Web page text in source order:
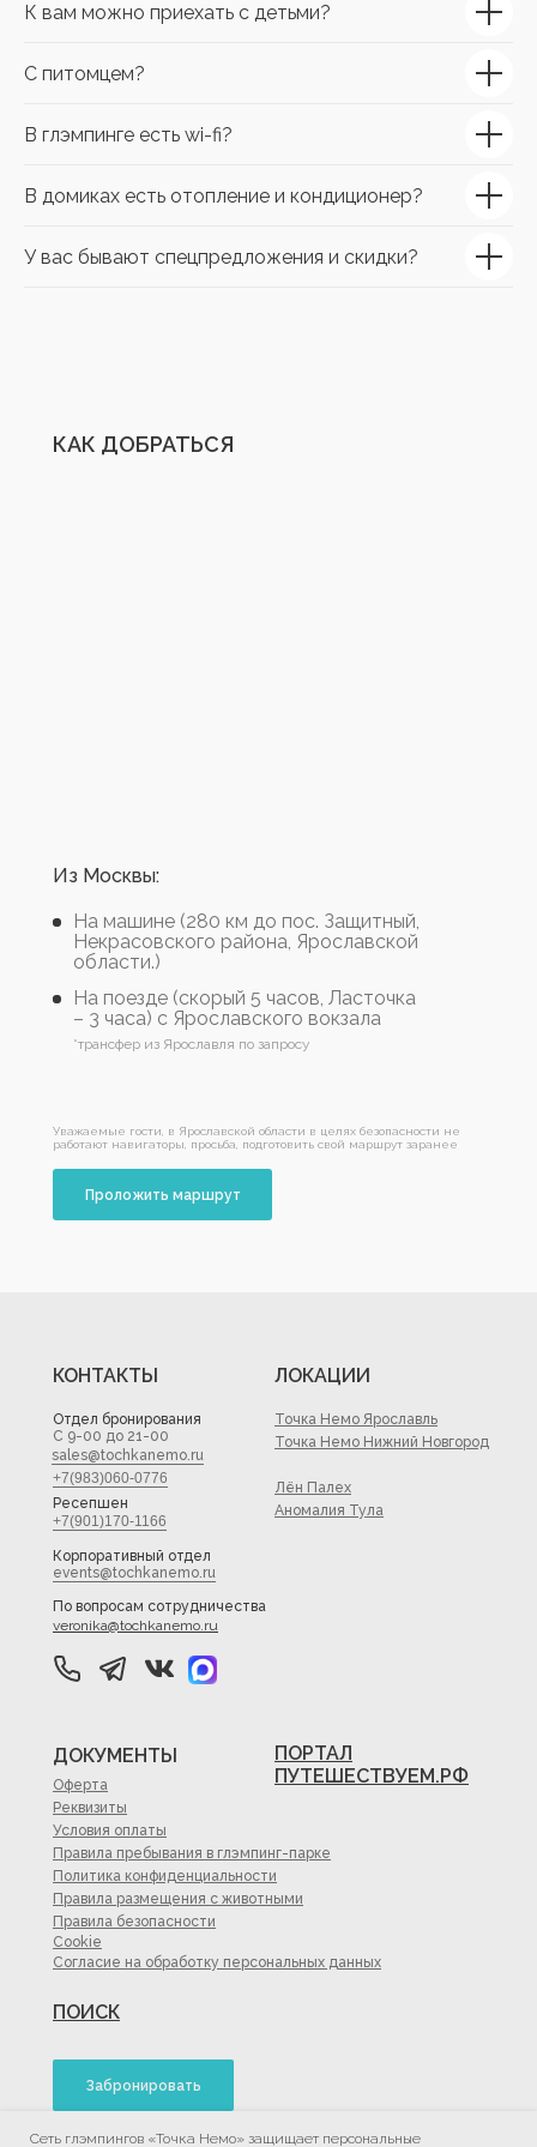
К вам можно приехать с детьми?
С питомцем?
В глэмпинге есть wi-fi?
В домиках есть отопление и кондиционер?
У вас бывают спецпредложения и скидки?
КАК ДОБРАТЬСЯ
Из Москвы:
На машине (280 км до пос. Защитный,
Некрасовского района, Ярославской
области.)
Проложить маршрут
На поезде (скорый 5 часов, Ласточка
– 3 часа) с Ярославского вокзала
*трансфер из Ярославля по запросу
Уважаемые гости, в Ярославской области в целях безопасности не
работают навигаторы, просьба, подготовить свой маршрут заранее
ДОКУМЕНТЫ
Оферта
Реквизиты
Условия оплаты
Правила пребывания в глэмпинг-парке
Политика конфиденциальности
Правила размещения с животными
Правила безопасности
Cookie
Согласие на обработку персональных данных
ПОРТАЛ
ПУТЕШЕСТВУЕМ.РФ
ЛОКАЦИИ
Точка Немо Ярославль
Точка Немо Нижний Новгород
Лён Палех
Аномалия Тула
КОНТАКТЫ
Отдел бронирования
С 9-00 до 21-00
+7(983)060-0776
Ресепшен
+7(901)170-1166
sales@tochkanemo.ru
events@tochkanemo.ru
Корпоративный отдел
ПОИСК
Забронировать
По вопросам сотрудничества
veronika@tochkanemo.ru
Сеть глэмпингов «Точка Немо» защищает персональные